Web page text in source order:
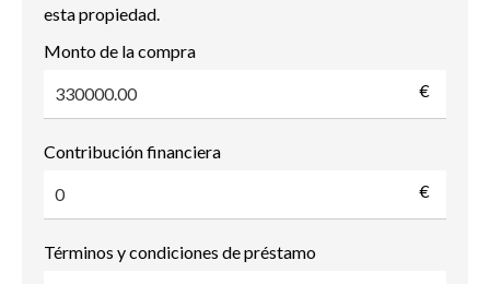
esta propiedad.
Monto de la compra
€
Contribución financiera
€
Términos y condiciones de préstamo